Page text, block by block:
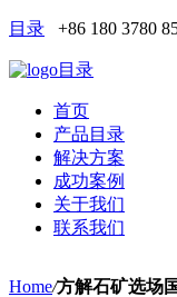
目录 +86 180 3780
目录
首页
产品目录
解决方案
成功案例
关于我们
联系我们
Home/方解石矿选场